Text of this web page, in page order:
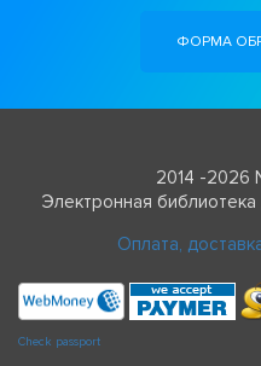
ФОРМА
2014 -2026
Электронная
Оплата,
Check passport